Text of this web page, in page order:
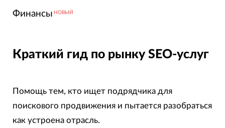
Финансы НОВЫЙ
Краткий гид по рынку SEO-услуг
Помощь тем, кто ищет подрядчика для
поискового продвижения и пытается разобраться
как устроена отрасль.